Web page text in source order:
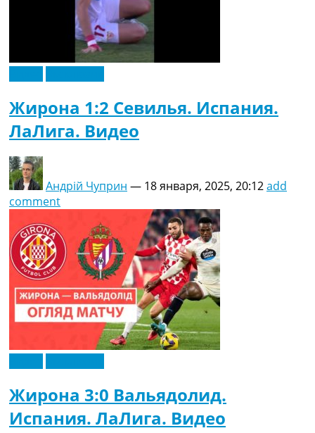
Жирона 1:2 Севилья. Испания.
ЛаЛига. Видео
Андрій Чуприн — 18 января, 2025, 20:12add
comment
Жирона 3:0 Вальядолид.
Испания. ЛаЛига. Видео